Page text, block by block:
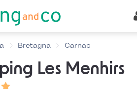
Bretagna Carnac
Les Menhirs